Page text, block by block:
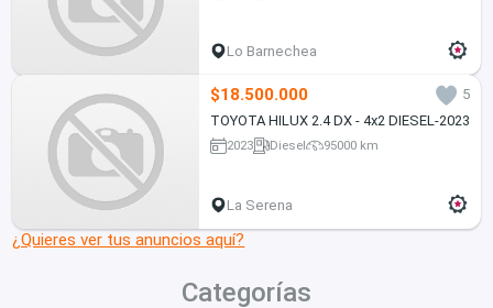
Lo Barnechea
$18.500.000
5
TOYOTA HILUX 2.4 DX - 4x2 DIESEL-2023
2023 Diesel 95000 km
La Serena
¿Quieres ver tus anuncios aquí?
Categorías